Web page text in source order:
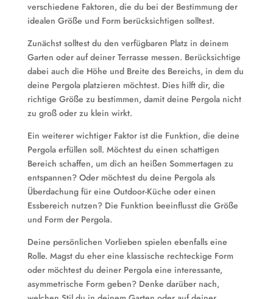
verschiedene Faktoren, die du bei der Bestimmung der
idealen Größe und Form berücksichtigen solltest.
Zunächst solltest du den verfügbaren Platz in deinem
Garten oder auf deiner Terrasse messen. Berücksichtige
dabei auch die Höhe und Breite des Bereichs, in dem du
deine Pergola platzieren möchtest. Dies hilft dir, die
richtige Größe zu bestimmen, damit deine Pergola nicht
zu groß oder zu klein wirkt.
Ein weiterer wichtiger Faktor ist die Funktion, die deine
Pergola erfüllen soll. Möchtest du einen schattigen
Bereich schaffen, um dich an heißen Sommertagen zu
entspannen? Oder möchtest du deine Pergola als
Überdachung für eine Outdoor-Küche oder einen
Essbereich nutzen? Die Funktion beeinflusst die Größe
und Form der Pergola.
Deine persönlichen Vorlieben spielen ebenfalls eine
Rolle. Magst du eher eine klassische rechteckige Form
oder möchtest du deiner Pergola eine interessante,
asymmetrische Form geben? Denke darüber nach,